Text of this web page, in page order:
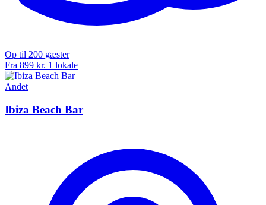
Op til 200 gæster
Fra 899 kr. 1 lokale
Andet
Ibiza Beach Bar